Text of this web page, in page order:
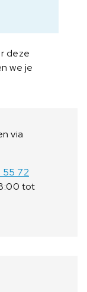
deze
we je
via
55 72
tot